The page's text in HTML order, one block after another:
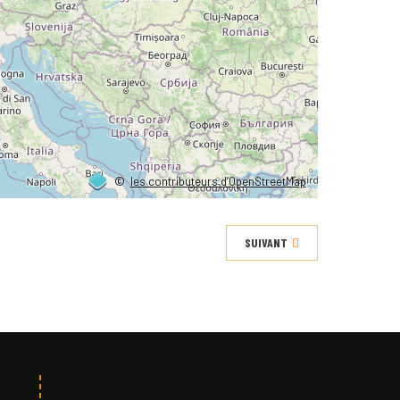
©les contributeurs d’OpenStreetMap
SUIVANT